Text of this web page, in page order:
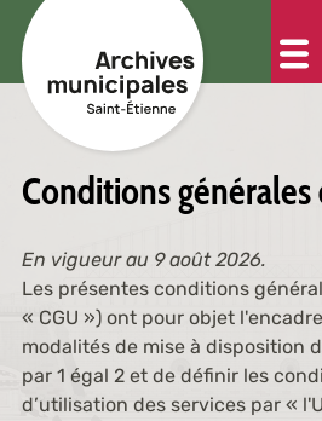
Conditions
En vigueur au 9 août 2026.
Les présentes conditions
« CGU ») ont pour objet
modalités de mise à disposition
par 1 égal 2 et de définir les
d’utilisation des services par «